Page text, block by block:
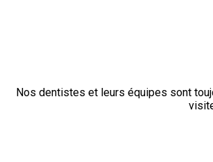
Nos dentistes et leurs équipes sont